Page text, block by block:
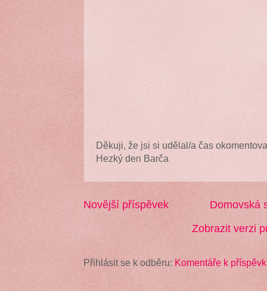
Děkuji, že jsi si udělal/a čas
Hezký den Barča
Novější příspěvek
Domovská
Zobrazit verzi
Přihlásit se k odběru: Komentáře k